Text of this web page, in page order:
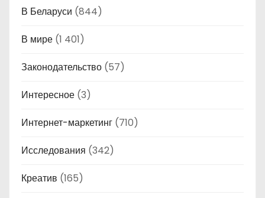
В Беларуси (844)
В мире (1 401)
Законодательство (57)
Интересное (3)
Интернет-маркетинг (710)
Исследования (342)
Креатив (165)